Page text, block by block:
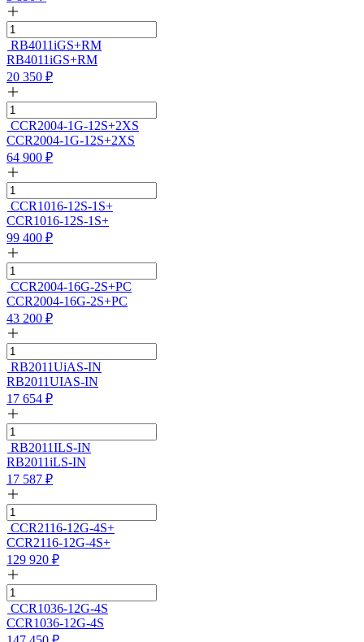
RB4011iGS+RM
RB4011iGS+RM
20 350 ₽
CCR2004-1G-12S+2XS
CCR2004-1G-12S+2XS
64 900 ₽
CCR1016-12S-1S+
CCR1016-12S-1S+
99 400 ₽
CCR2004-16G-2S+PC
CCR2004-16G-2S+PC
43 200 ₽
RB2011UiAS-IN
RB2011UIAS-IN
17 654 ₽
RB2011ILS-IN
RB2011iLS-IN
17 587 ₽
CCR2116-12G-4S+
CCR2116-12G-4S+
129 920 ₽
CCR1036-12G-4S
CCR1036-12G-4S